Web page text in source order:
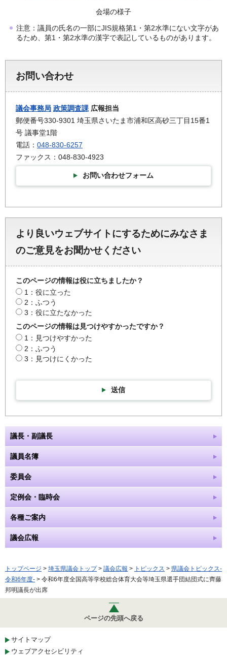
会場の様子
注意：議員の氏名の一部にJIS規格第1・第2水準にない文字があ
るため、第1・第2水準の漢字で表記しているものがあります。
お問い合わせ
議会事務局 政策調査課 広報担当
郵便番号330-9301 埼玉県さいたま市浦和区高砂三丁目15番1
号 議事堂1階
電話： 048-830-6257
ファックス：048-830-4923
お問い合わせフォーム
より良いウェブサイトにするためにみなさま
のご意見をお聞かせください
このページの情報は役に立ちましたか？
1：役に立った
2：ふつう
3：役に立たなかった
このページの情報は見つけやすかったですか？
1：見つけやすかった
2：ふつう
3：見つけにくかった
送信
議長・副議長
議員名簿
委員会
定例会・臨時会
各種ご案内
議会広報
トップページ > 埼玉県議会トップ> 議会広報 > トピックス > 県議会トピックス-
令和6年度- > 令和6年度全国高等学校総合体育大会等埼玉県選手団結団式に齊藤
邦明議長が出席
ページの先頭へ戻る
サイトマップ
ウェブアクセシビリティ